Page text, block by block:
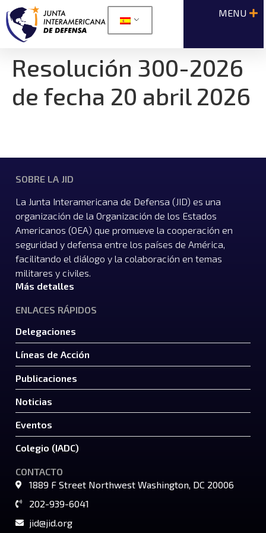
Resolución 300-2026
de fecha 20 abril 2026
SOBRE LA JID
La Junta Interamericana de Defensa (JID) es una
organización de la Organización de los Estados
Americanos (OEA) que promueve la cooperación en
seguridad y defensa entre los países de América,
facilitando el diálogo y la colaboración en temas
militares y civiles.
Más detalles
ENLACES RÁPIDOS
Delegaciones
Líneas de Acción
Publicaciones
Noticias
Eventos
Colegio (IADC)
CONTACTO
1889 F Street Northwest Washington, DC 20006
202-939-6041
jid@jid.org